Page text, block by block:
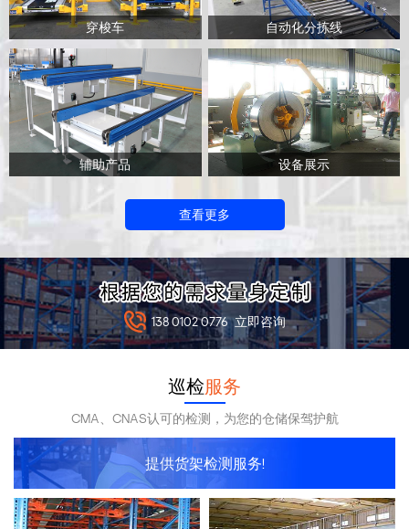
穿梭车 自动化分拣线
辅助产品 设备展示
查看更多
138 0102 0776 立即咨询
巡检服务
CMA、CNAS认可的检测，为您的仓储保驾护航
提供货架检测服务!